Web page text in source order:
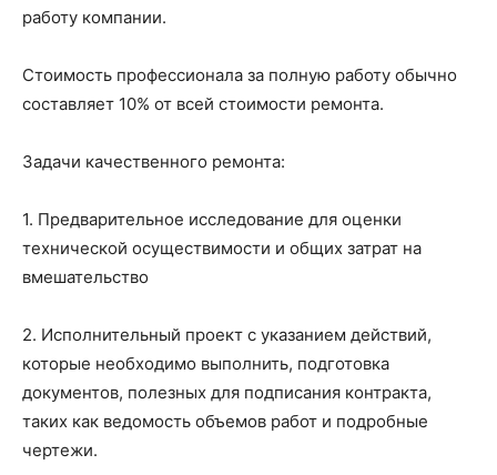
работу компании.
Стоимость профессионала за полную работу обычно
составляет 10% от всей стоимости ремонта.
Задачи качественного ремонта:
1. Предварительное исследование для оценки
технической осуществимости и общих затрат на
вмешательство
2. Исполнительный проект с указанием действий,
которые необходимо выполнить, подготовка
документов, полезных для подписания контракта,
таких как ведомость объемов работ и подробные
чертежи.